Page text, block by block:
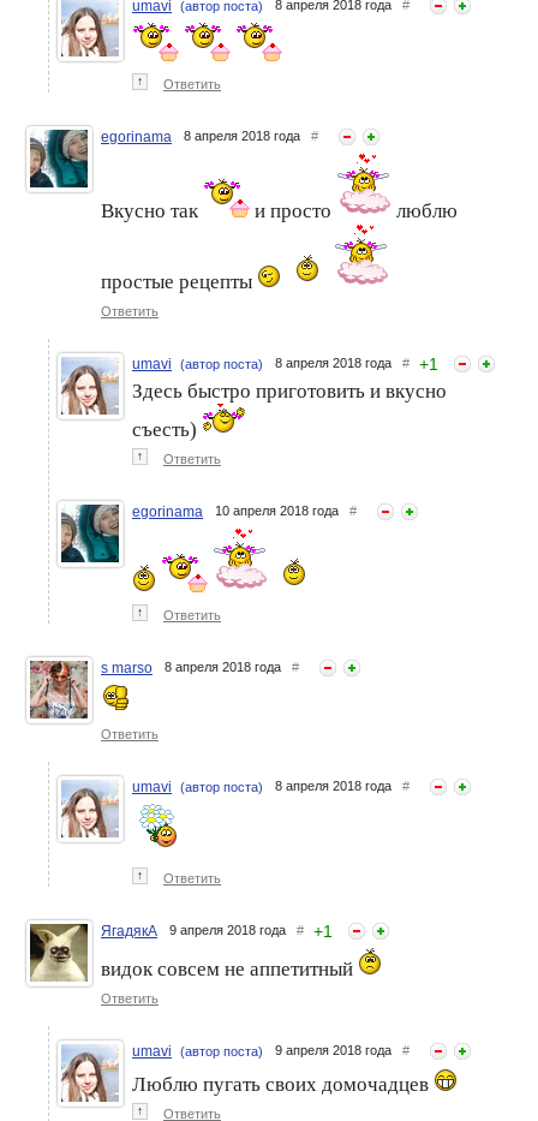
umavi (автор поста) 8 апреля 2018 года #
↑ Ответить
egorinama 8 апреля 2018 года #
Вкусно так и просто люблю
простые рецепты
Ответить
umavi (автор поста) 8 апреля 2018 года # +1
Здесь быстро приготовить и вкусно
съесть)
↑ Ответить
egorinama 10 апреля 2018 года #
↑ Ответить
s marso 8 апреля 2018 года #
Ответить
umavi (автор поста) 8 апреля 2018 года #
↑ Ответить
ЯгадякА 9 апреля 2018 года # +1
видок совсем не аппетитный
Ответить
umavi (автор поста) 9 апреля 2018 года #
Люблю пугать своих домочадцев
↑ Ответить